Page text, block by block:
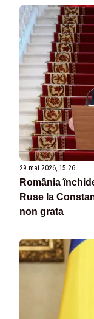
29 mai 2026, 15:26
România
Ruse la
non grata